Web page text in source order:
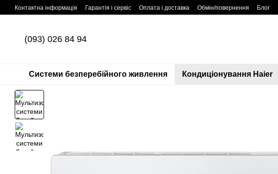
Перейти до основного контенту
Контактна інформація Гарантія і сервіс Оплата і доставка Обмін/повернення Блог
(093) 026 84 94
Системи безперебійного живлення Кондиціонування Haier